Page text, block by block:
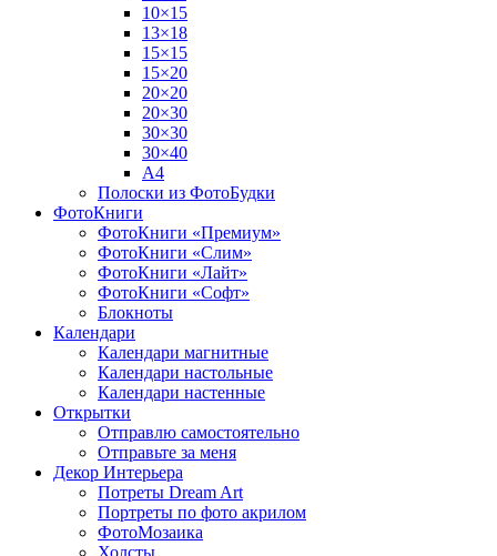
10×15
13×18
15×15
15×20
20×20
20×30
30×30
30×40
A4
Полоски из ФотоБудки
ФотоКниги
ФотоКниги «Премиум»
ФотоКниги «Слим»
ФотоКниги «Лайт»
ФотоКниги «Софт»
Блокноты
Календари
Календари магнитные
Календари настольные
Календари настенные
Открытки
Отправлю самостоятельно
Отправьте за меня
Декор Интерьера
Потреты Dream Art
Портреты по фото акрилом
ФотоМозаика
Холсты